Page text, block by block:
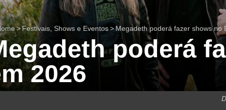
>Festivais, Shows e Eventos >Megadeth poderá fazer shows no
poderá
2026